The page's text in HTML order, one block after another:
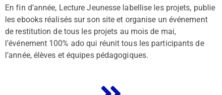
En fin d’année, Lecture Jeunesse labellise les projets, publie
les ebooks réalisés sur son site et organise un événement
de restitution de tous les projets au mois de mai,
l’événement 100% ado qui réunit tous les participants de
l’année, élèves et équipes pédagogiques.